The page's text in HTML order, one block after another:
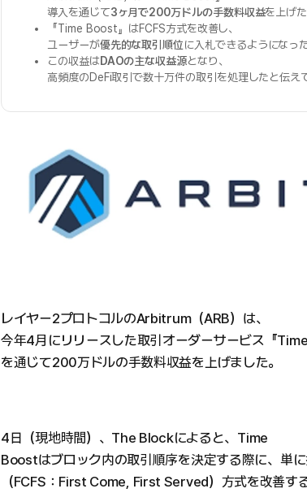
導入を通じて3ヶ月で200万ドルの手数料収益を上げ
『Time Boost』はFCFS方式を改善し、
ユーザーが優先的な取引順位に入札できるようになっ
この収益はDAOの主な収益源となり、
高頻度のDeFi取引で数十万件の取引を処理したと伝え
レイヤー2プロトコルのArbitrum（ARB）は、
今年4月にリリースした取引オーダーサービス『
を通じて200万ドルの手数料収益を上げました。
4日（現地時間）、The Blockによると、Time
Boostはブロック内の取引順序を決定する際に、単
（FCFS：First Come, First Served）方式を改善す